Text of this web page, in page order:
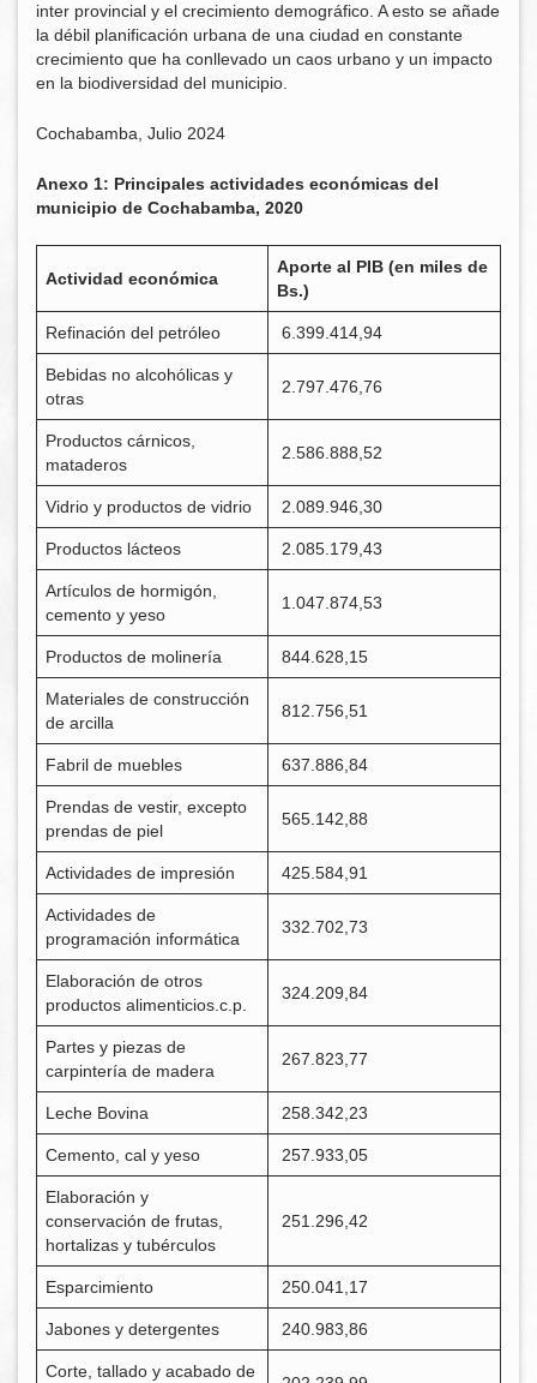
inter provincial y el crecimiento demográfico. A esto se añade
la débil planificación urbana de una ciudad en constante
crecimiento que ha conllevado un caos urbano y un impacto
en la biodiversidad del municipio.
Cochabamba, Julio 2024
Anexo 1: Principales actividades económicas del
municipio de Cochabamba, 2020
Actividad económica
Aporte al PIB (en miles de
Bs.)
Refinación del petróleo 6.399.414,94
Bebidas no alcohólicas y
otras
2.797.476,76
Productos cárnicos,
mataderos
2.586.888,52
Vidrio y productos de vidrio 2.089.946,30
Productos lácteos 2.085.179,43
Artículos de hormigón,
cemento y yeso
1.047.874,53
Productos de molinería 844.628,15
Materiales de construcción
de arcilla
812.756,51
Fabril de muebles 637.886,84
Prendas de vestir, excepto
prendas de piel
565.142,88
Actividades de impresión 425.584,91
Actividades de
programación informática
332.702,73
Elaboración de otros
productos alimenticios.c.p.
324.209,84
Partes y piezas de
carpintería de madera
267.823,77
Leche Bovina 258.342,23
Cemento, cal y yeso 257.933,05
Elaboración y
conservación de frutas,
hortalizas y tubérculos
251.296,42
Esparcimiento 250.041,17
Jabones y detergentes 240.983,86
Corte, tallado y acabado de